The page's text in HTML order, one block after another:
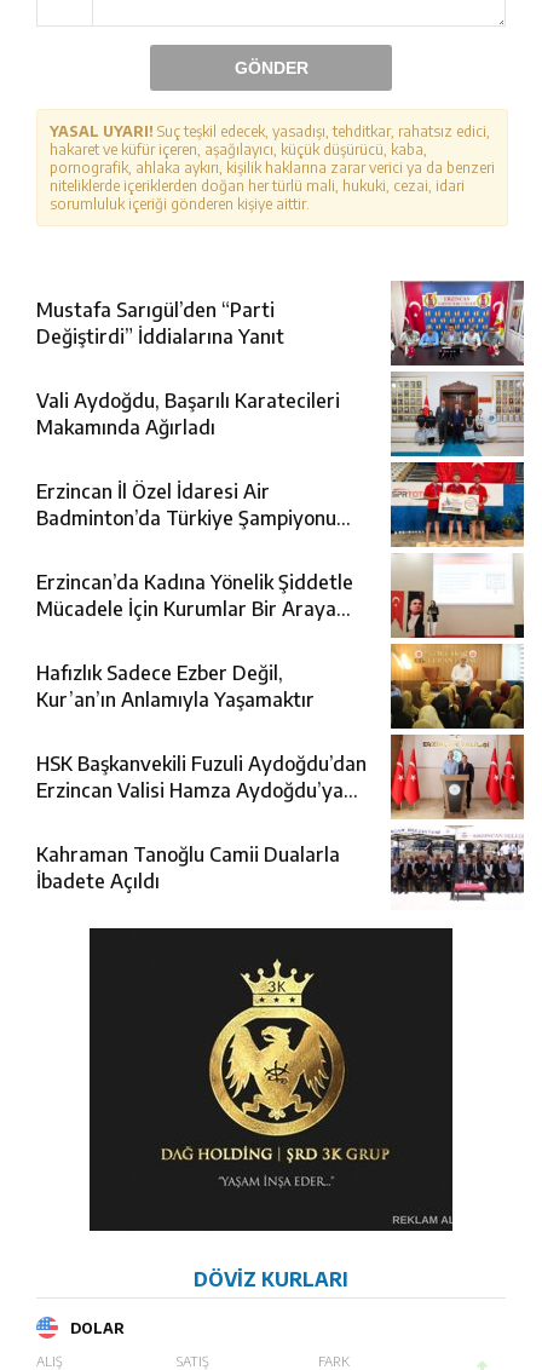
GÖNDER
YASAL UYARI! Suç teşkil edecek, yasadışı, tehditkar, rahatsız edici,
hakaret ve küfür içeren, aşağılayıcı, küçük düşürücü, kaba,
pornografik, ahlaka aykırı, kişilik haklarına zarar verici ya da benzeri
niteliklerde içeriklerden doğan her türlü mali, hukuki, cezai, idari
sorumluluk içeriği gönderen kişiye aittir.
Mustafa Sarıgül’den “Parti
Değiştirdi” İddialarına Yanıt
Vali Aydoğdu, Başarılı Karatecileri
Makamında Ağırladı
Erzincan İl Özel İdaresi Air
Badminton’da Türkiye Şampiyonu
Erzincan’da Kadına Yönelik Şiddetle
Mücadele İçin Kurumlar Bir Araya
Hafızlık Sadece Ezber Değil,
Kur’an’ın Anlamıyla Yaşamaktır
HSK Başkanvekili Fuzuli Aydoğdu’dan
Erzincan Valisi Hamza Aydoğdu’ya
Kahraman Tanoğlu Camii Dualarla
İbadete Açıldı
DÖVİZ KURLARI
DOLAR
ALIŞ SATIŞ FARK